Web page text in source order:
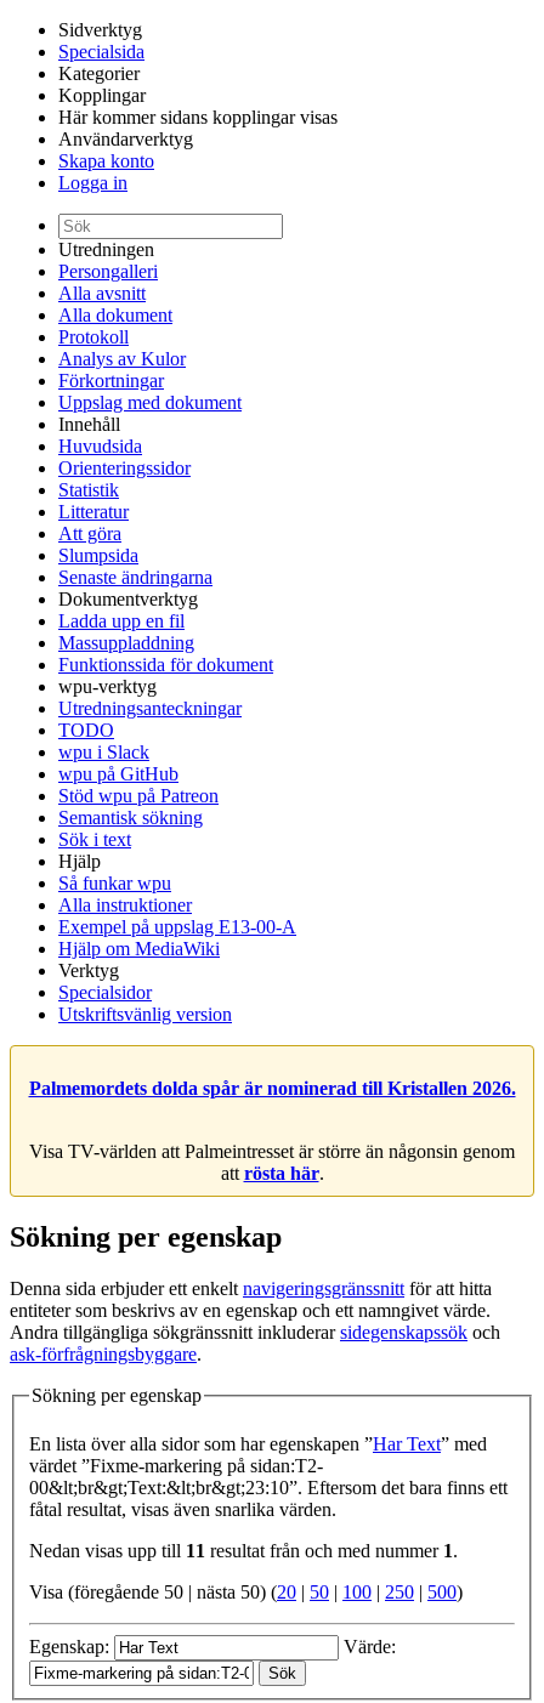
Sidverktyg
Specialsida
Kategorier
Kopplingar
Här kommer sidans kopplingar visas
Användarverktyg
Skapa konto
Logga in
Utredningen
Persongalleri
Alla avsnitt
Alla dokument
Protokoll
Analys av Kulor
Förkortningar
Uppslag med dokument
Innehåll
Huvudsida
Orienteringssidor
Statistik
Litteratur
Att göra
Slumpsida
Senaste ändringarna
Dokumentverktyg
Ladda upp en fil
Massuppladdning
Funktionssida för dokument
wpu-verktyg
Utredningsanteckningar
TODO
wpu i Slack
wpu på GitHub
Stöd wpu på Patreon
Semantisk sökning
Sök i text
Hjälp
Så funkar wpu
Alla instruktioner
Exempel på uppslag E13-00-A
Hjälp om MediaWiki
Verktyg
Specialsidor
Utskriftsvänlig version
Palmemordets dolda spår är nominerad till Kristallen 2026.
Visa TV-världen att Palmeintresset är större än någonsin genom
att rösta här.
Sökning per egenskap
Denna sida erbjuder ett enkelt navigeringsgränssnitt för att hitta
entiteter som beskrivs av en egenskap och ett namngivet värde.
Andra tillgängliga sökgränssnitt inkluderarsidegenskapssök och
ask-förfrågningsbyggare.
Sökning per egenskap
En lista över alla sidor som har egenskapen ”Har Text” med
värdet ”Fixme-markering på sidan:T2-
00&lt;br&gt;Text:&lt;br&gt;23:10”. Eftersom det bara finns ett
fåtal resultat, visas även snarlika värden.
Nedan visas upp till 11 resultat från och med nummer 1.
Visa (föregående 50 | nästa 50) (20 | 50 | 100 | 250 | 500)
Egenskap: Värde: